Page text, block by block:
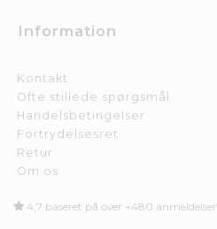
Information
Kontakt
Ofte stillede spørgsmål
Handelsbetingelser
Fortrydelsesret
Retur
Om os
4,7 baseret på over +480 anmeldelser